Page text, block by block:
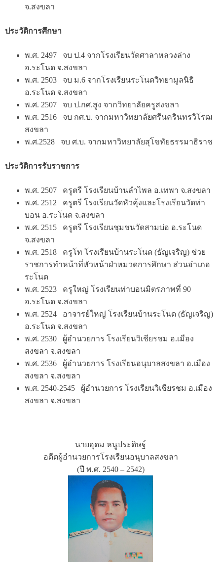
จ.สงขลา
ประวัติการศึกษา
พ.ศ. 2497 จบ ป.4 จากโรงเรียนวัดศาลาหลวงล่าง
อ.ระโนด จ.สงขลา
พ.ศ. 2503 จบ ม.6 จากโรงเรียนระโนดวิทยามูลนิธิ
อ.ระโนด จ.สงขลา
พ.ศ. 2507 จบ ป.กศ.สูง จากวิทยาลัยครูสงขลา
พ.ศ. 2516 จบ กศ.บ. จากมหาวิทยาลัยศรีนครินทรวิโรฒ
สงขลา
พ.ศ.2528 จบ ศ.บ. จากมหาวิทยาลัยสุโขทัยธรรมาธิราช
ประวัติการรับราชการ
พ.ศ. 2507 ครูตรี โรงเรียนบ้านลำไพล อ.เทพา จ.สงขลา
พ.ศ. 2512 ครูตรี โรงเรียนวัดหัวคุ้งและโรงเรียนวัดท่า
บอน อ.ระโนด จ.สงขลา
พ.ศ. 2515 ครูตรี โรงเรียนชุมชนวัดสามบ่อ อ.ระโนด
จ.สงขลา
พ.ศ. 2518 ครูโท โรงเรียนบ้านระโนด (ธัญเจริญ) ช่วย
ราชการทำหน้าที่หัวหน้าฝ่าหมวดการศึกษา ส่วนอำเภอ
ระโนด
พ.ศ. 2523 ครูใหญ่ โรงเรียนท่าบอนมิตรภาพที่ 90
อ.ระโนด จ.สงขลา
พ.ศ. 2524 อาจารย์ใหญ่ โรงเรียนบ้านระโนด (ธัญเจริญ)
อ.ระโนด จ.สงขลา
พ.ศ. 2530 ผู้อำนวยการ โรงเรียนวิเชียรชม อ.เมือง
สงขลา จ.สงขลา
พ.ศ. 2536 ผู้อำนวยการ โรงเรียนอนุบาลสงขลา อ.เมือง
สงขลา จ.สงขลา
พ.ศ. 2540-2545 ผู้อำนวยการ โรงเรียนวิเชียรชม อ.เมือง
สงขลา จ.สงขลา
นายอุดม หนูประดิษฐ์
อดีตผู้อำนวยการโรงเรียนอนุบาลสงขลา
(ปี พ.ศ. 2540 – 2542)